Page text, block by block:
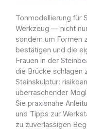
Tonmodellierung für
Werkzeug — nicht
sondern um Formen
bestätigen und die
Frauen in der
die Brücke schlagen
Steinskulptur:
überraschender
Sie praxisnahe
und Tipps zur
zu zuverlässigen